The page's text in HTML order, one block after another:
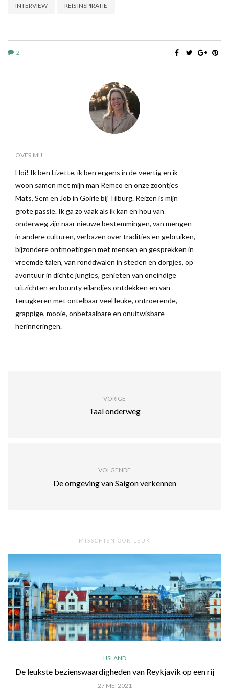
INTERVIEW REIS INSPIRATIE
2
OVER MIJ
Hoi! Ik ben Lizette, ik ben ergens in de veertig en ik
woon samen met mijn man Remco en onze zoontjes
Mats, Sem en Job in Goirle bij Tilburg. Reizen is mijn
grote passie. Ik ga zo vaak als ik kan en hou van
onderweg zijn naar nieuwe bestemmingen, van mengen
in andere culturen, verbazen over tradities en gebruiken,
bijzondere ontmoetingen met mensen en gesprekken in
vreemde talen, van ronddwalen in steden en dorpjes, op
avontuur in dichte jungles, genieten van oneindige
uitzichten en bounty eilandjes ontdekken en van
terugkeren met ontelbaar veel leuke, ontroerende,
grappige, mooie, onbetaalbare en onuitwisbare
herinneringen.
VORIGE
Taal onderweg
VOLGENDE
De omgeving van Saigon verkennen
MISSCHIEN OOK LEUK
IJSLAND
De leukste bezienswaardigheden van Reykjavik op een rij
27 MEI 2021